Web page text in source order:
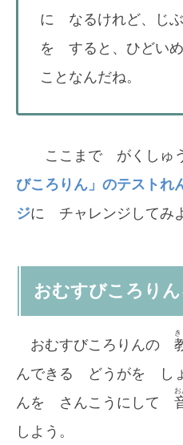
に なるけれど、じ
を すると、ひどい
ことなんだね。
ここまで がくしゅ
びころりん」のテストれ
ジに チャレンジしてみ
おむすびころり
おむすびころりんの
き
んできる どうがを し
んを さんこうにして
お
しよう。